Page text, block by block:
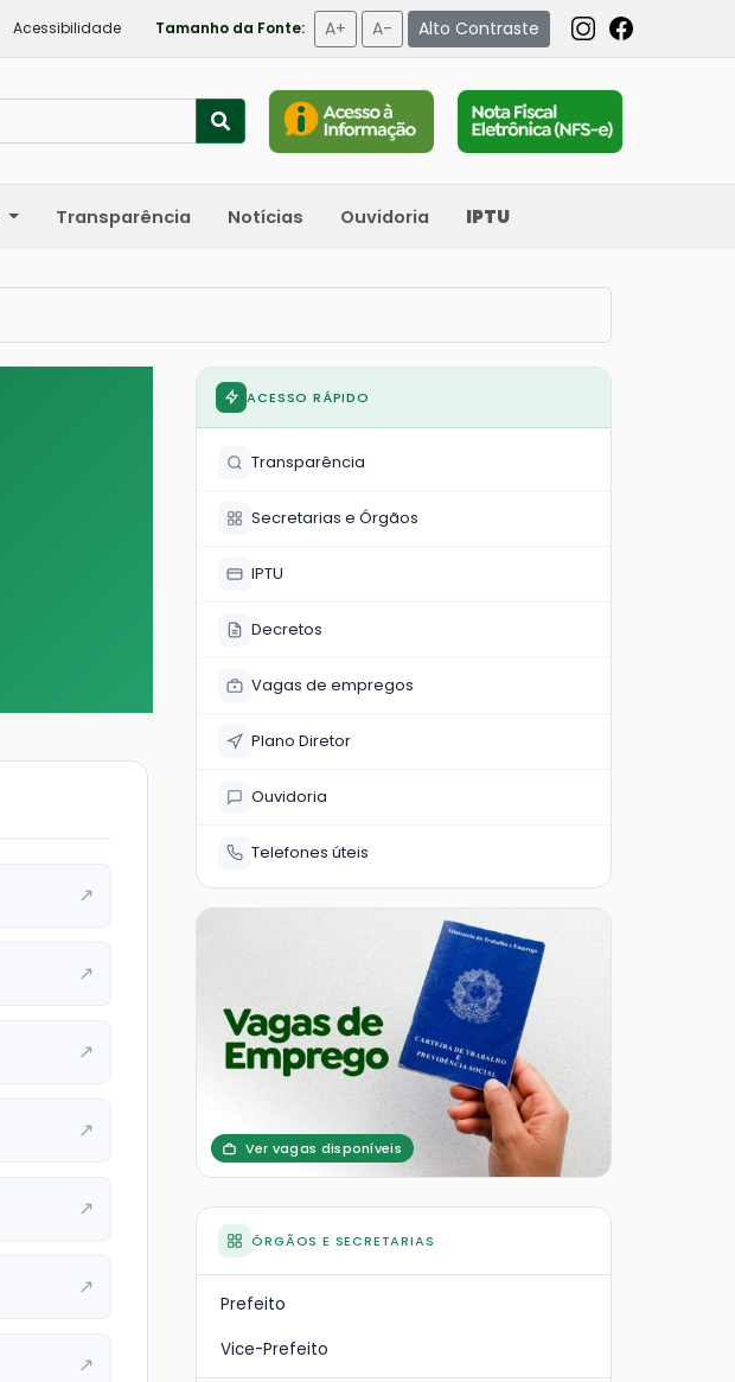
Acessibilidade Tamanho da Fonte: A+ A- Alto Contraste
Transparência Notícias Ouvidoria IPTU
↗
↗
↗
↗
↗
↗
↗
ACESSO RÁPIDO
Transparência
Secretarias e Órgãos
IPTU
Decretos
Vagas de empregos
Plano Diretor
Ouvidoria
Telefones úteis
Ver vagas disponíveis
ÓRGÃOS E SECRETARIAS
Prefeito
Vice-Prefeito